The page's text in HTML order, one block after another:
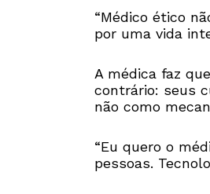
“Médico ético
por uma vida
A médica faz
contrário: seus
não como
“Eu quero o
pessoas.